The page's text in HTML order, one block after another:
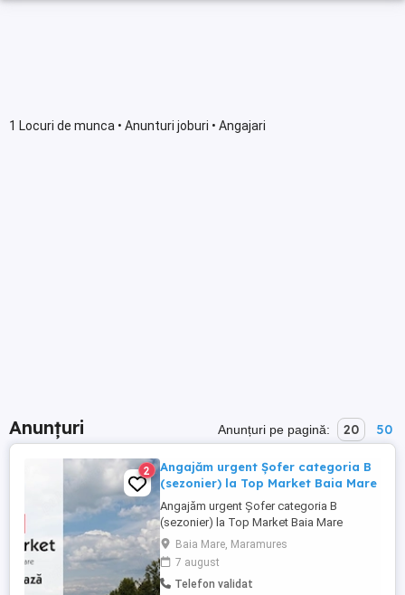
1 Locuri de munca • Anunturi joburi • Angajari
Anunțuri Anunțuri pe pagină: 20 50
2
Angajăm urgent Șofer categoria B
(sezonier) la Top Market Baia Mare
Angajăm urgent Șofer categoria B
(sezonier) la Top Market Baia Mare
Angajăm șofer cu minim un an experiență
în distribuție Cerințe: Experiență reală în
conducerea utilitarelor de 3.5 tone; Minim
1 an experiență în distribuție, nu căutăm
Baia Mare, Maramures
7 august
Telefon validat